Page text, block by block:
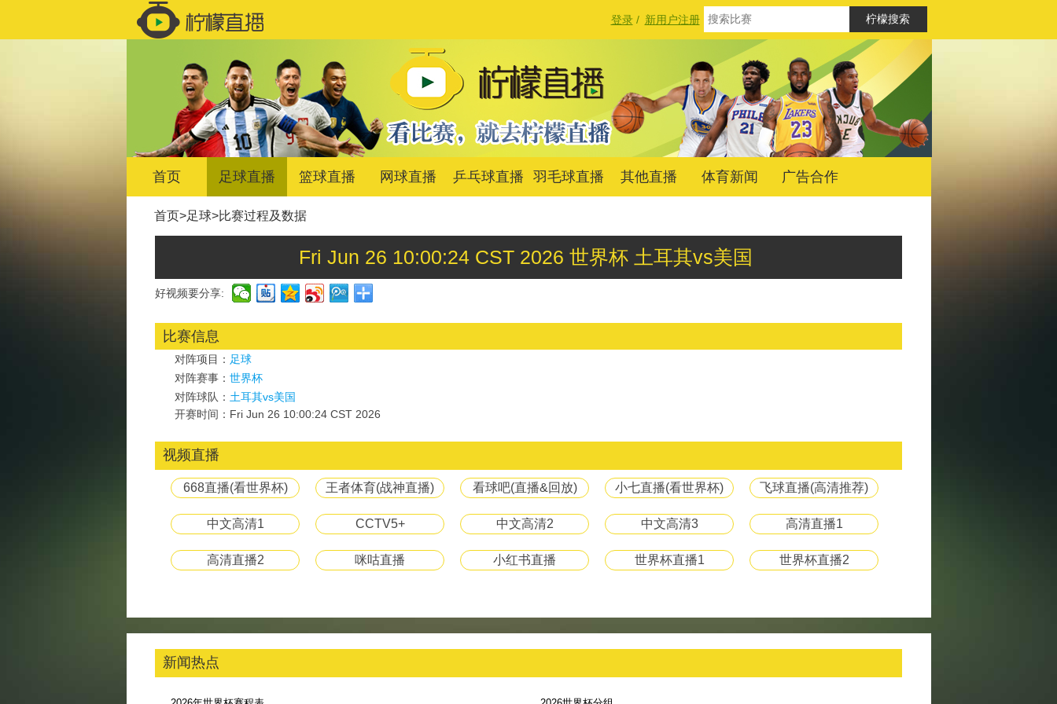
登录/ 新用户注册
首页 足球直播 篮球直播 网球直播 乒乓球直播 羽毛球直播 其他直播 体育新闻 广告合作
首页>足球>比赛过程及数据
Fri Jun 26 10:00:24 CST 2026 世界杯 土耳其vs美国
好视频要分享:
比赛信息
对阵项目： 足球
对阵赛事： 世界杯
对阵球队： 土耳其vs美国
开赛时间：Fri Jun 26 10:00:24 CST 2026
视频直播
668直播(看世界杯) 王者体育(战神直播) 看球吧(直播&回放) 小七直播(看世界杯) 飞球直播(高清推荐)
中文高清1 CCTV5+ 中文高清2 中文高清3 高清直播1
高清直播2 咪咕直播 小红书直播 世界杯直播1 世界杯直播2
新闻热点